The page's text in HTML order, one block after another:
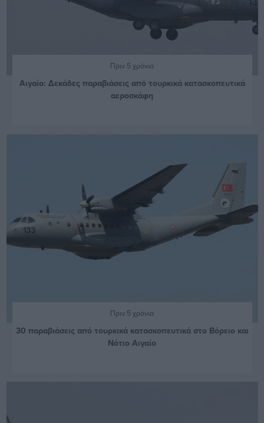
Πριν 5 χρόνια
Αιγαίο: Δεκάδες παραβιάσεις από τουρκικά κατασκοπευτικά
αεροσκάφη
Πριν 5 χρόνια
30 παραβιάσεις από τουρκικά κατασκοπευτικά στο Βόρειο και
Νότιο Αιγαίο